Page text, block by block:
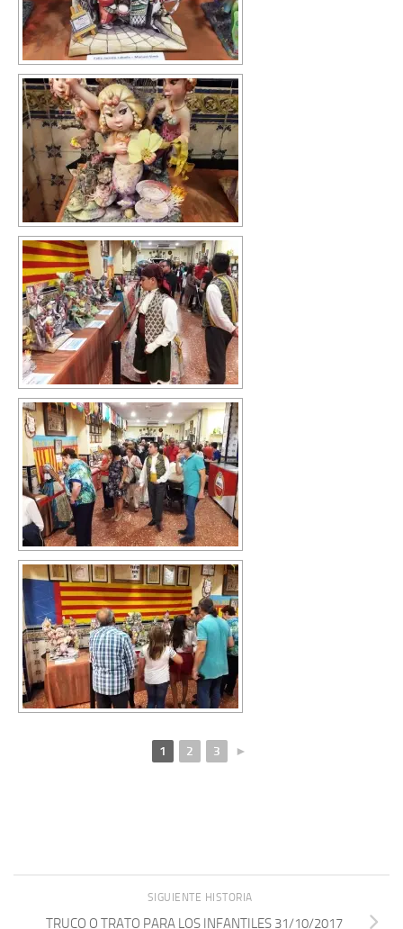
1 2 3 ►
SIGUIENTE HISTORIA
TRUCO O TRATO PARA LOS INFANTILES 31/10/2017